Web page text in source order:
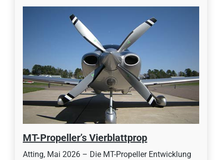
MT-Propeller’s Vierblattprop
Atting, Mai 2026 – Die MT-Propeller Entwicklung